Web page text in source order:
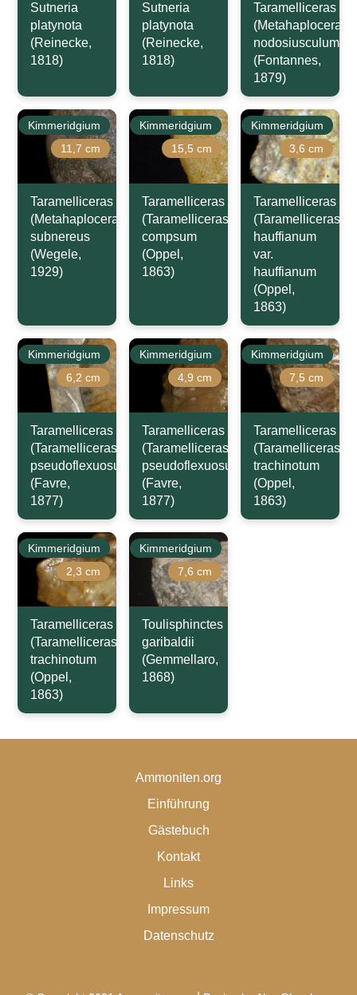
Sutneria
platynota
(Reinecke,
1818)
Sutneria
platynota
(Reinecke,
1818)
Taramelliceras
(Metahaploceras)
nodosiusculum
(Fontannes,
1879)
Kimmeridgium
11,7 cm
Taramelliceras
(Metahaploceras)
subnereus
(Wegele,
1929)
Kimmeridgium
15,5 cm
Taramelliceras
(Taramelliceras)
compsum
(Oppel,
1863)
Kimmeridgium
3,6 cm
Taramelliceras
(Taramelliceras)
hauffianum
var.
hauffianum
(Oppel,
1863)
Kimmeridgium
6,2 cm
Taramelliceras
(Taramelliceras)
pseudoflexuosum
(Favre,
1877)
Kimmeridgium
4,9 cm
Taramelliceras
(Taramelliceras)
pseudoflexuosum
(Favre,
1877)
Kimmeridgium
7,5 cm
Taramelliceras
(Taramelliceras)
trachinotum
(Oppel,
1863)
Kimmeridgium
2,3 cm
Taramelliceras
(Taramelliceras)
trachinotum
(Oppel,
1863)
Kimmeridgium
7,6 cm
Toulisphinctes
garibaldii
(Gemmellaro,
1868)
Ammoniten.org
Einführung
Gästebuch
Kontakt
Links
Impressum
Datenschutz